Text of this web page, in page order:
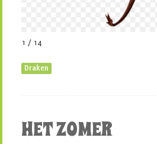
1 / 14
Draken
HET ZOMER